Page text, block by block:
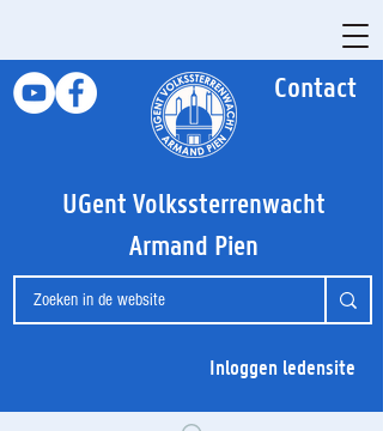
Contact
UGent Volkssterrenwacht
Armand Pien
Inloggen ledensite